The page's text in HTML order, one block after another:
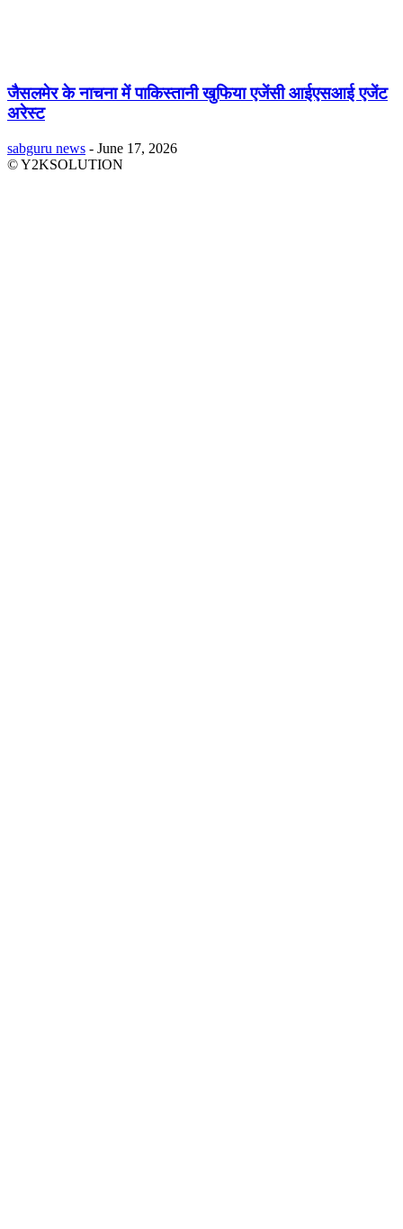
जैसलमेर के नाचना में पाकिस्तानी खुफिया एजेंसी आईएसआई एजेंट
अरेस्ट
sabguru news - June 17, 2026
© Y2KSOLUTION